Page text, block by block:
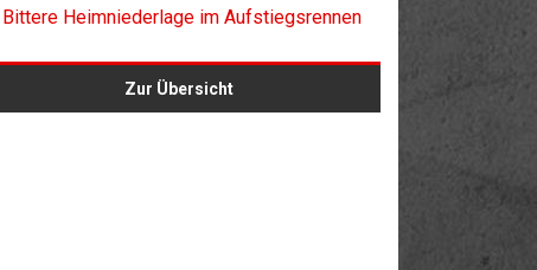
Bittere Heimniederlage im Aufstiegsrennen
Zur Übersicht